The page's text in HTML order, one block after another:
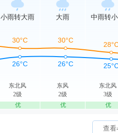
小雨转大雨
东北风
2级
优
大雨
东风
2级
优
中雨转
东北风
3级
优
查看